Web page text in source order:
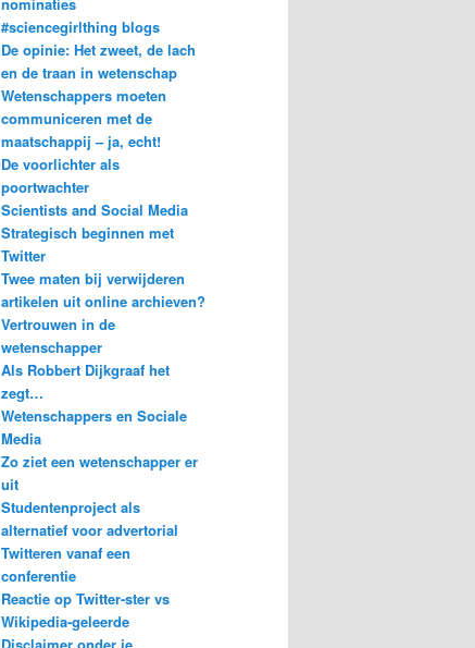
#sciencegirlthing blogs
De opinie: Het zweet, de lach
en de traan in wetenschap
Wetenschappers moeten
communiceren met de
maatschappij – ja, echt!
De voorlichter als
poortwachter
Scientists and Social Media
Strategisch beginnen met
Twitter
Twee maten bij verwijderen
artikelen uit online archieven?
Vertrouwen in de
wetenschapper
Als Robbert Dijkgraaf het
zegt…
Wetenschappers en Sociale
Media
Zo ziet een wetenschapper er
uit
Studentenproject als
alternatief voor advertorial
Twitteren vanaf een
conferentie
Reactie op Twitter-ster vs
Wikipedia-geleerde